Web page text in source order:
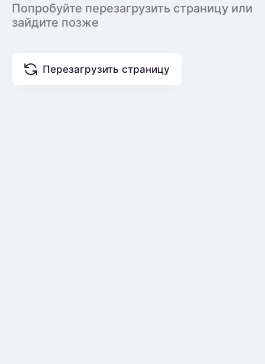
Попробуйте перезагрузить страницу или
зайдите позже
Перезагрузить страницу